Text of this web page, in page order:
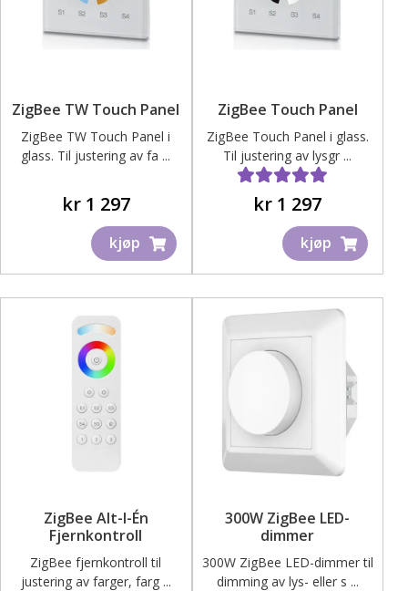
Inspirasjon
Bedriftskunde – Skjema for registrering
Kontakt oss – Få tilbud på ditt prosjekt
ZigBee TW Touch Panel
ZigBee TW Touch Panel i
glass. Til justering av fa ...
kr1 297
kjøp
Dette
produktet
har
varianter.
Alternativene
kan
velges
på
ZigBee Touch Panel
ZigBee Touch Panel i glass.
Til justering av lysgr ...
Vurdert3.00
av 5
kr 1 297
kjøp
Dette
produktet
har
varianter.
Alternativene
kan
velges
på
produktsiden
ZigBee Alt-I-Én
Fjernkontroll
ZigBee fjernkontroll til
justering av farger, farg ...
300W ZigBee LED-
dimmer
300W ZigBee LED-dimmer til
dimming av lys- eller s ...